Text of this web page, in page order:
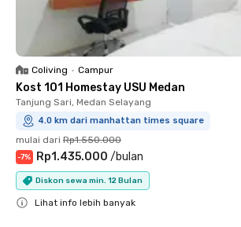
Coliving • Campur
Kost 101 Homestay USU Medan
Tanjung Sari, Medan Selayang
4.0 km dari manhattan times square
mulai dari Rp1.550.000
-7% Rp1.435.000 /bulan
Diskon sewa min. 12 Bulan
Lihat info lebih banyak